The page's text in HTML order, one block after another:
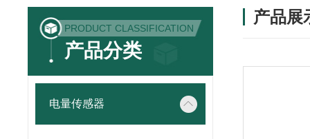
PRODUCT CLASSIFICATION
产品分类
电量传感器
产品展